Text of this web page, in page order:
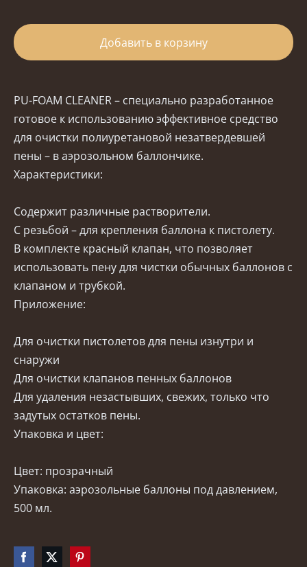
Добавить в корзину
PU-FOAM CLEANER – специально разработанное
готовое к использованию эффективное средство
для очистки полиуретановой незатвердевшей
пены – в аэрозольном баллончике.
Характеристики:
Содержит различные растворители.
С резьбой – для крепления баллона к пистолету.
В комплекте красный клапан, что позволяет
использовать пену для чистки обычных баллонов с
клапаном и трубкой.
Приложение:
Для очистки пистолетов для пены изнутри и
снаружи
Для очистки клапанов пенных баллонов
Для удаления незастывших, свежих, только что
задутых остатков пены.
Упаковка и цвет:
Цвет: прозрачный
Упаковка: аэрозольные баллоны под давлением,
500 мл.